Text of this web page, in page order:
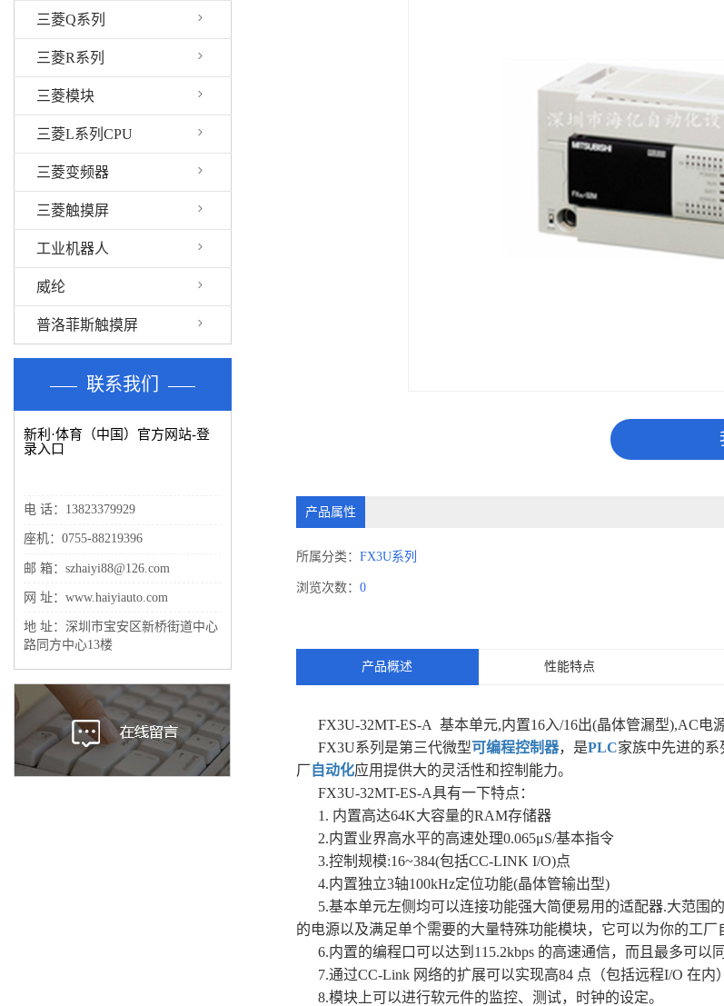
三菱Q系列
三菱R系列
三菱模块
三菱L系列CPU
三菱变频器
三菱触摸屏
工业机器人
威纶
普洛菲斯触摸屏
联系我们
新利·体育（中国）官方网站-登
录入口
电 话：13823379929
座机：0755-88219396
邮 箱：szhaiyi88@126.com
网 址：www.haiyiauto.com
地 址：深圳市宝安区新桥街道中心
路同方中心13楼
产品属性
所属分类：FX3U系列
浏览次数：0
产品概述 性能特点
FX3U-32MT-ES-A 基本单元,内置16入/16出(晶体管漏型),AC电
FX3U系列是第三代微型可编程控制器，是PLC家族中先进的
厂 自动化应用提供大的灵活性和控制能力。
FX3U-32MT-ES-A具有一下特点：
1. 内置高达64K大容量的RAM存储器
2.内置业界高水平的高速处理0.065μS/基本指令
3.控制规模:16~384(包括CC-LINK I/O)点
4.内置独立3轴100kHz定位功能(晶体管输出型)
5.基本单元左侧均可以连接功能强大简便易用的适配器.大范围
的电源以及满足单个需要的大量特殊功能模块，它可以为你的工厂
6.内置的编程口可以达到115.2kbps 的高速通信，而且最多可以
7.通过CC-Link 网络的扩展可以实现高84 点（包括远程I/O 在内
8.模块上可以进行软元件的监控、测试，时钟的设定。